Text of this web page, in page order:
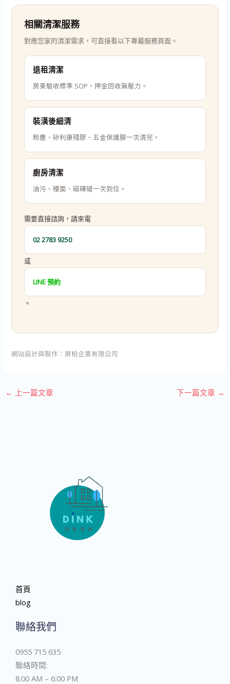
相關清潔服務
對應您家的清潔需求，可直接看以下專屬服務頁面。
退租清潔
房東驗收標準 SOP，押金回收無壓力。
裝潢後細清
粉塵、矽利康殘膠、五金保護膜一次清完。
廚房清潔
油污、檯面、磁磚縫一次到位。
需要直接諮詢，請來電
02 2783 9250
或
LINE 預約
。
網站設計與製作： 屏柏企業有限公司
← 上一篇文章 下一篇文章 →
首頁
blog
聯絡我們
0955 715 635
聯絡時間:
8:00 AM – 6:00 PM